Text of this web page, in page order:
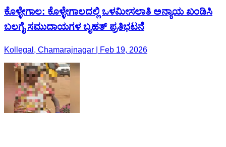
ಕೊಳ್ಳೇಗಾಲ: ಕೊಳ್ಳೇಗಾಲದಲ್ಲಿ ಒಳಮೀಸಲಾತಿ ಅನ್ಯಾಯ ಖಂಡಿಸಿ
ಬಲಗೈ ಸಮುದಾಯಗಳ ಬೃಹತ್ ಪ್ರತಿಭಟನೆ
Kollegal, Chamarajnagar | Feb 19, 2026